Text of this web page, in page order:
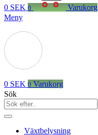
0 SEK 0
Varukorg
Meny
0 SEK 0 Varukorg
Sök
Växtbelysning